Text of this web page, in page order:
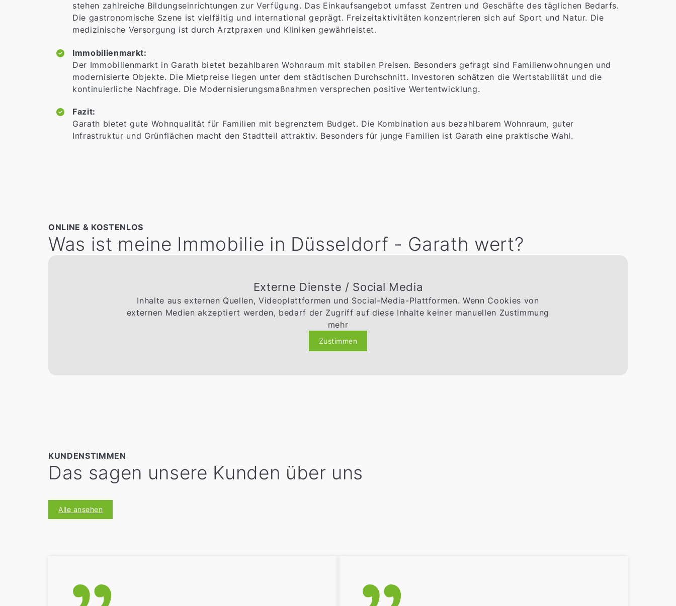
stehen zahlreiche Bildungseinrichtungen zur Verfügung. Das Einkaufsangebot umfasst Zentren und Geschäfte des täglichen Bedarfs.
Die gastronomische Szene ist vielfältig und international geprägt. Freizeitaktivitäten konzentrieren sich auf Sport und Natur. Die
medizinische Versorgung ist durch Arztpraxen und Kliniken gewährleistet.
Immobilienmarkt:
Der Immobilienmarkt in Garath bietet bezahlbaren Wohnraum mit stabilen Preisen. Besonders gefragt sind Familienwohnungen und
modernisierte Objekte. Die Mietpreise liegen unter dem städtischen Durchschnitt. Investoren schätzen die Wertstabilität und die
kontinuierliche Nachfrage. Die Modernisierungsmaßnahmen versprechen positive Wertentwicklung.
Fazit:
Garath bietet gute Wohnqualität für Familien mit begrenztem Budget. Die Kombination aus bezahlbarem Wohnraum, guter
Infrastruktur und Grünflächen macht den Stadtteil attraktiv. Besonders für junge Familien ist Garath eine praktische Wahl.
ONLINE & KOSTENLOS
Was ist meine Immobilie in Düsseldorf - Garath wert?
Externe Dienste / Social Media
Inhalte aus externen Quellen, Videoplattformen und Social-Media-Plattformen. Wenn Cookies von
externen Medien akzeptiert werden, bedarf der Zugriff auf diese Inhalte keiner manuellen Zustimmung
mehr
Zustimmen
KUNDENSTIMMEN
Das sagen unsere Kunden über uns
Alle ansehen